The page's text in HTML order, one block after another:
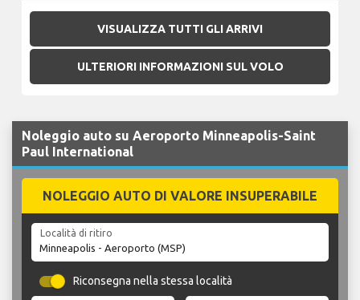
VISUALIZZA TUTTI GLI ARRIVI
ULTERIORI INFORMAZIONI SUL VOLO
Noleggio auto su Aeroporto Minneapolis-Saint
Paul International
NOLEGGIO AUTO DI VALORE INSUPERABILE
Località di ritiro
Riconsegna nella stessa località